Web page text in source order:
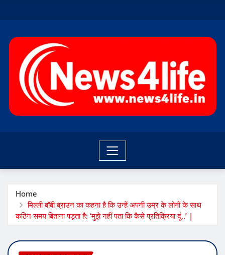
to
Home
मिल्ली बॉबी ब्राउन का कहना है कि उन्हें अपनी उम्र के लोगों के साथ
कठिन समय बिताना पड़ता है: ‘मुझे नहीं पता कि कैसे प्रतिक्रिया दूं..’ |